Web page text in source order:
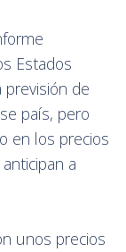
Estados
de
país, pero
en los precios
a
unos precios